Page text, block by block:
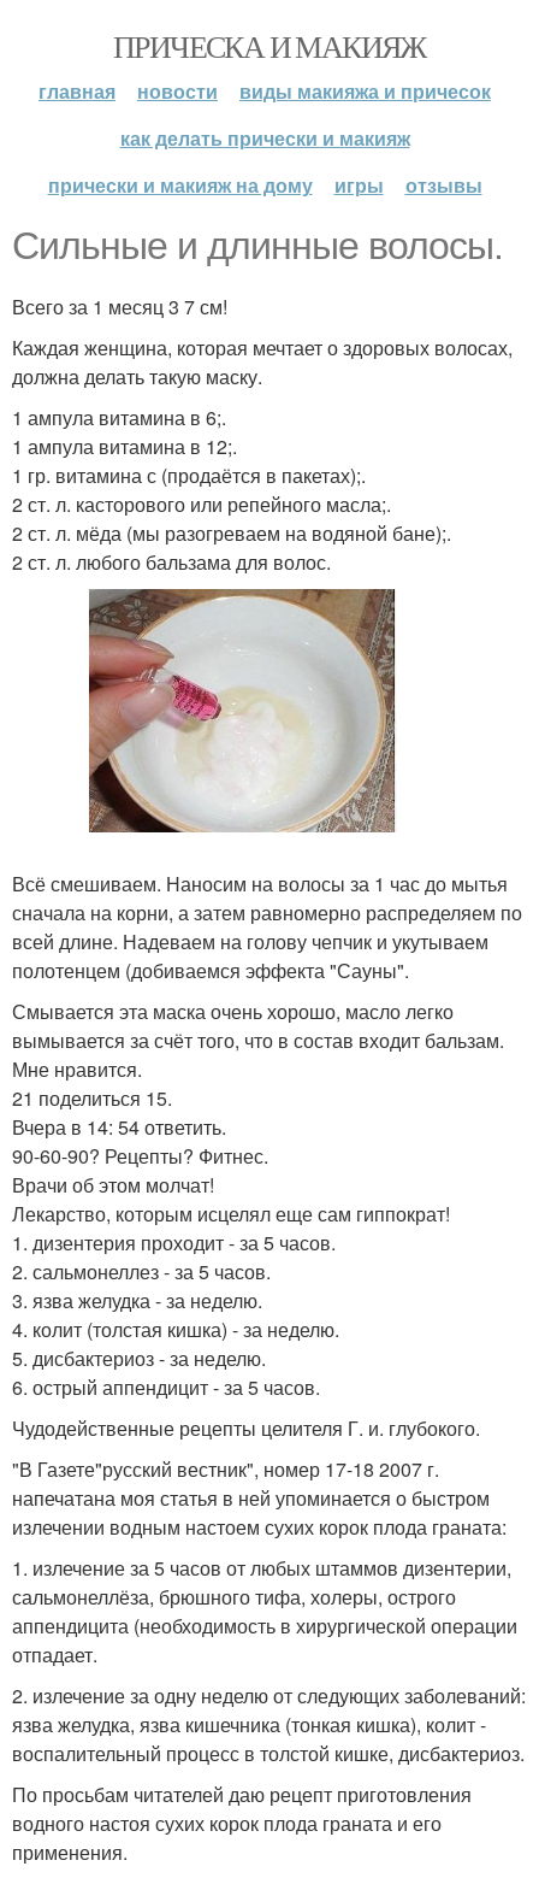
ПРИЧЕСКА И МАКИЯЖ
главная новости
виды макияжа и причесок
как делать прически и макияж
прически и макияж на дому
игры отзывы
Сильные и длинные волосы.
Всего за 1 месяц 3 7 см!
Каждая женщина, которая мечтает о здоровых волосах,
должна делать такую маску.
1 ампула витамина в 6;.
1 ампула витамина в 12;.
1 гр. витамина с (продаётся в пакетах);.
2 ст. л. касторового или репейного масла;.
2 ст. л. мёда (мы разогреваем на водяной бане);.
2 ст. л. любого бальзама для волос.
Всё смешиваем. Наносим на волосы за 1 час до мытья
сначала на корни, а затем равномерно распределяем по
всей длине. Надеваем на голову чепчик и укутываем
полотенцем (добиваемся эффекта "Сауны".
Смывается эта маска очень хорошо, масло легко
вымывается за счёт того, что в состав входит бальзам.
Мне нравится.
21 поделиться 15.
Вчера в 14: 54 ответить.
90-60-90? Рецепты? Фитнес.
Врачи об этом молчат!
Лекарство, которым исцелял еще сам гиппократ!
1. дизентерия проходит - за 5 часов.
2. сальмонеллез - за 5 часов.
3. язва желудка - за неделю.
4. колит (толстая кишка) - за неделю.
5. дисбактериоз - за неделю.
6. острый аппендицит - за 5 часов.
Чудодейственные рецепты целителя Г. и. глубокого.
"В Газете"русский вестник", номер 17-18 2007 г.
напечатана моя статья в ней упоминается о быстром
излечении водным настоем сухих корок плода граната:
1. излечение за 5 часов от любых штаммов дизентерии,
сальмонеллёза, брюшного тифа, холеры, острого
аппендицита (необходимость в хирургической операции
отпадает.
2. излечение за одну неделю от следующих заболеваний:
язва желудка, язва кишечника (тонкая кишка), колит -
воспалительный процесс в толстой кишке, дисбактериоз.
По просьбам читателей даю рецепт приготовления
водного настоя сухих корок плода граната и его
применения.